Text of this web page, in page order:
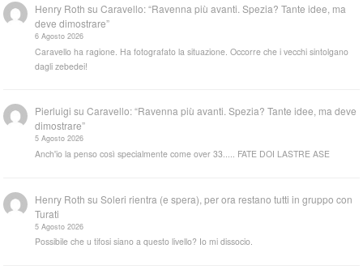
Henry Roth suCaravello: “Ravenna più avanti. Spezia? Tante idee, ma
deve dimostrare”
6 Agosto 2026
Caravello ha ragione. Ha fotografato la situazione. Occorre che i vecchi sintolgano
dagli zebedei!
Pierluigi suCaravello: “Ravenna più avanti. Spezia? Tante idee, ma deve
dimostrare”
5 Agosto 2026
Anch'io la penso così specialmente come over 33..... FATE DOI LASTRE ASE
Henry Roth suSoleri rientra (e spera), per ora restano tutti in gruppo con
Turati
5 Agosto 2026
Possibile che u tifosi siano a questo livello? Io mi dissocio.